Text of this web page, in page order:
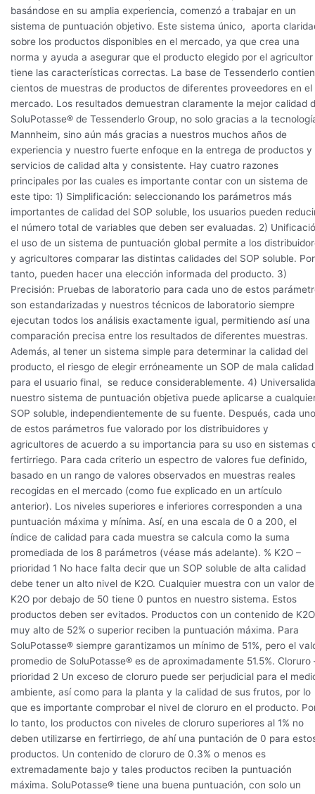
basándose en su amplia experiencia, comenzó a trabajar en un
sistema de puntuación objetivo. Este sistema único, aporta
sobre los productos disponibles en el mercado, ya que crea una
norma y ayuda a asegurar que el producto elegido por el agricultor
tiene las características correctas. La base de Tessenderlo
cientos de muestras de productos de diferentes proveedores en el
mercado. Los resultados demuestran claramente la mejor calidad
SoluPotasse® de Tessenderlo Group, no solo gracias a la
Mannheim, sino aún más gracias a nuestros muchos años de
experiencia y nuestro fuerte enfoque en la entrega de productos y
servicios de calidad alta y consistente. Hay cuatro razones
principales por las cuales es importante contar con un sistema de
este tipo: 1) Simplificación: seleccionando los parámetros más
importantes de calidad del SOP soluble, los usuarios pueden
el número total de variables que deben ser evaluadas. 2)
el uso de un sistema de puntuación global permite a los
y agricultores comparar las distintas calidades del SOP soluble.
tanto, pueden hacer una elección informada del producto. 3)
Precisión: Pruebas de laboratorio para cada uno de estos
son estandarizadas y nuestros técnicos de laboratorio siempre
ejecutan todos los análisis exactamente igual, permitiendo así una
comparación precisa entre los resultados de diferentes muestras.
Además, al tener un sistema simple para determinar la calidad del
producto, el riesgo de elegir erróneamente un SOP de mala calidad
para el usuario final, se reduce considerablemente. 4)
nuestro sistema de puntuación objetiva puede aplicarse a
SOP soluble, independientemente de su fuente. Después, cada uno
de estos parámetros fue valorado por los distribuidores y
agricultores de acuerdo a su importancia para su uso en sistemas
fertirriego. Para cada criterio un espectro de valores fue definido,
basado en un rango de valores observados en muestras reales
recogidas en el mercado (como fue explicado en un artículo
anterior). Los niveles superiores e inferiores corresponden a una
puntuación máxima y mínima. Así, en una escala de 0 a 200, el
índice de calidad para cada muestra se calcula como la suma
promediada de los 8 parámetros (véase más adelante). % K2O –
prioridad 1 No hace falta decir que un SOP soluble de alta calidad
debe tener un alto nivel de K2O. Cualquier muestra con un valor de
K2O por debajo de 50 tiene 0 puntos en nuestro sistema. Estos
productos deben ser evitados. Productos con un contenido de K2O
muy alto de 52% o superior reciben la puntuación máxima. Para
SoluPotasse® siempre garantizamos un mínimo de 51%, pero el
promedio de SoluPotasse® es de aproximadamente 51.5%. Cloruro
prioridad 2 Un exceso de cloruro puede ser perjudicial para el
ambiente, así como para la planta y la calidad de sus frutos, por lo
que es importante comprobar el nivel de cloruro en el producto.
lo tanto, los productos con niveles de cloruro superiores al 1% no
deben utilizarse en fertirriego, de ahí una puntación de 0 para
productos. Un contenido de cloruro de 0.3% o menos es
extremadamente bajo y tales productos reciben la puntuación
máxima. SoluPotasse® tiene una buena puntuación, con solo un